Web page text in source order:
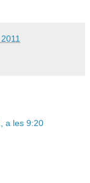
a les 9:20